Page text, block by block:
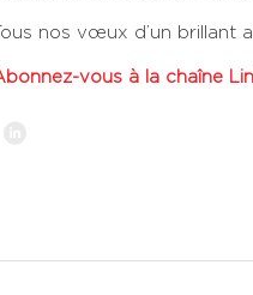
Tous nos vœux d’un brillant
vous à la chaîne